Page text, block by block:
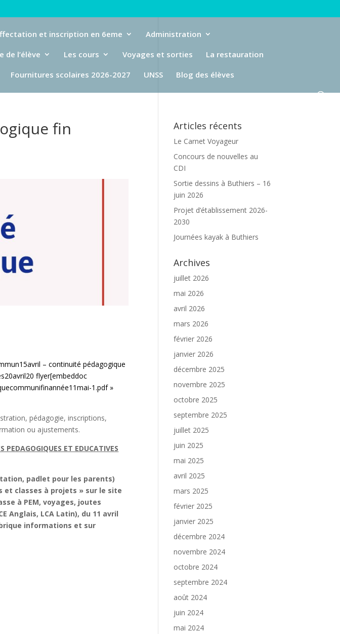
et inscription en 6eme
Administration
de l’élève Les cours Voyages et sorties
La restauration
Fournitures scolaires 2026-2027 UNSS Blog des élèves
fin
– continuité pédagogique
flyer[embeddoc
1.pdf »
pédagogie, inscriptions,
ou ajustements.
PEDAGOGIQUES ET EDUCATIVES
padlet pour les parents)
et classes à projets » sur le site
à PEM, voyages, joutes
Anglais, LCA Latin), du 11 avril
informations et sur
Articles récents
Le Carnet Voyageur
Concours de nouvelles au
CDI
Sortie dessins à Buthiers – 16
juin 2026
Projet d’établissement 2026-
2030
Journées kayak à Buthiers
Archives
juillet 2026
mai 2026
avril 2026
mars 2026
février 2026
janvier 2026
décembre 2025
novembre 2025
octobre 2025
septembre 2025
juillet 2025
juin 2025
mai 2025
avril 2025
mars 2025
février 2025
janvier 2025
décembre 2024
novembre 2024
octobre 2024
septembre 2024
août 2024
juin 2024
mai 2024